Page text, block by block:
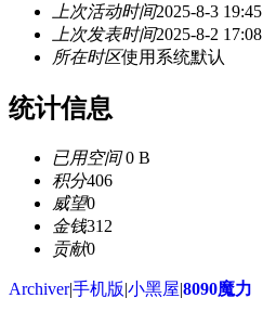
上次活动时间2025-8-3 19:45
上次发表时间2025-8-2 17:08
所在时区使用系统默认
统计信息
已用空间0 B
积分406
威望0
金钱312
贡献0
Archiver|手机版|小黑屋|8090魔力